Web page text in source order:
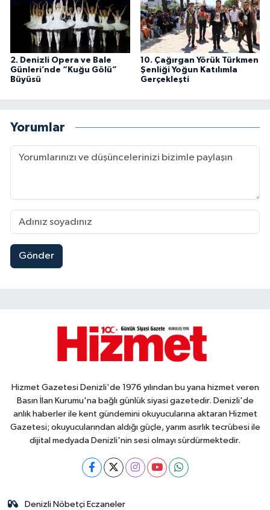
2. Denizli Opera ve Bale
Günleri’nde “Kuğu Gölü”
Büyüsü
10. Çağırgan Yörük Türkmen
Şenliği Yoğun Katılımla
Gerçekleşti
Yorumlar
Gönder
Hizmet Gazetesi Denizli'de 1976 yılından bu yana hizmet veren
Basın İlan Kurumu'na bağlı günlük siyasi gazetedir. Denizli'de
anlık haberler ile kent gündemini okuyucularına aktaran Hizmet
Gazetesi; okuyucularından aldığı güçle, yarım asırlık tecrübesi ile
dijital medyada Denizli'nin sesi olmayı sürdürmektedir.
Denizli Nöbetçi Eczaneler